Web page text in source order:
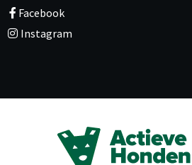
Facebook
Instagram